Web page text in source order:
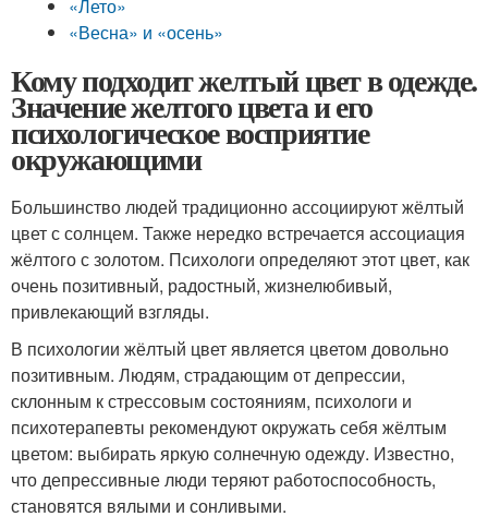
«Лето»
«Весна» и «осень»
Кому подходит желтый цвет в одежде.
Значение желтого цвета и его
психологическое восприятие
окружающими
Большинство людей традиционно ассоциируют жёлтый
цвет с солнцем. Также нередко встречается ассоциация
жёлтого с золотом. Психологи определяют этот цвет, как
очень позитивный, радостный, жизнелюбивый,
привлекающий взгляды.
В психологии жёлтый цвет является цветом довольно
позитивным. Людям, страдающим от депрессии,
склонным к стрессовым состояниям, психологи и
психотерапевты рекомендуют окружать себя жёлтым
цветом: выбирать яркую солнечную одежду. Известно,
что депрессивные люди теряют работоспособность,
становятся вялыми и сонливыми.